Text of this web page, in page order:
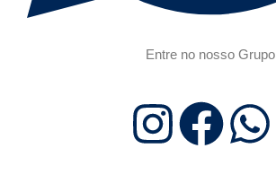
Entre no nosso Grupo